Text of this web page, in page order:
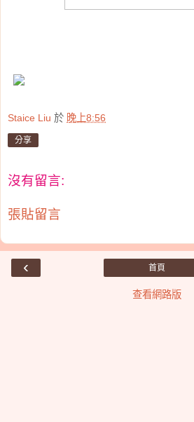
Staice Liu 於 晚上8:56
分享
沒有留言:
張貼留言
‹ 首頁
查看網路版